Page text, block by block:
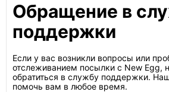
Обращение в
поддержки
Если у вас возникли вопросы или
отслеживанием посылки с New Egg,
обратиться в службу поддержки.
помочь вам в любое время.